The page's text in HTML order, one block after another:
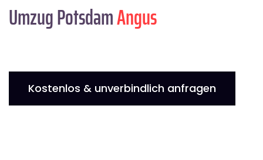
Umzug PotsdamAngus
Kostenlos & unverbindlich anfragen